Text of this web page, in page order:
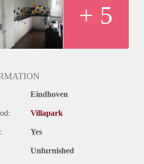
+ 5
Eindhoven
Villapark
Yes
Unfurnished